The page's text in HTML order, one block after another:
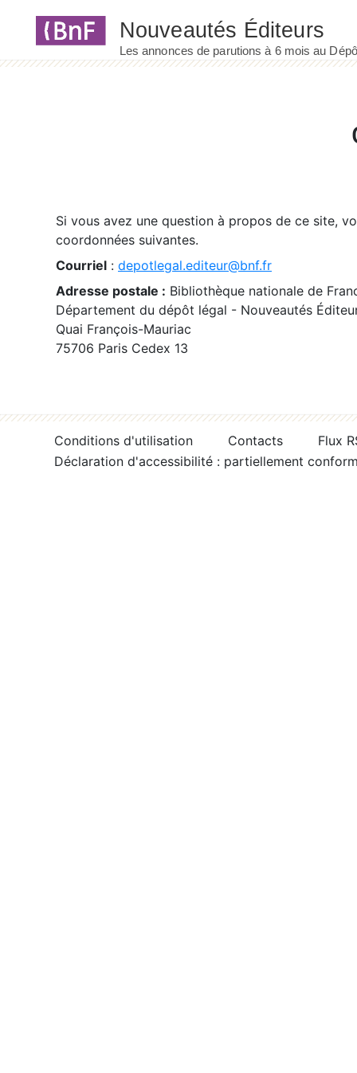
Si vous avez une question à propos de ce site,
coordonnées suivantes.
Courriel : depotlegal.editeur@bnf.fr
Adresse postale : Bibliothèque nationale de
Département du dépôt légal - Nouveautés
Quai François-Mauriac
75706 Paris Cedex 13
Conditions d'utilisation Contacts
Flux
Déclaration d'accessibilité : partiellement